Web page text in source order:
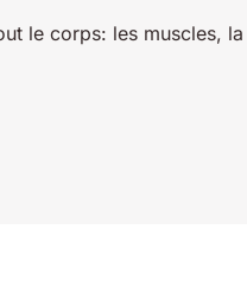
le corps: les muscles,